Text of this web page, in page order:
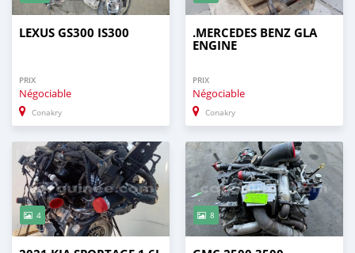
LEXUS GS300 IS300
PRIX
Négociable
Conakry
.MERCEDES BENZ GLA
ENGINE
PRIX
Négociable
Conakry
4 8